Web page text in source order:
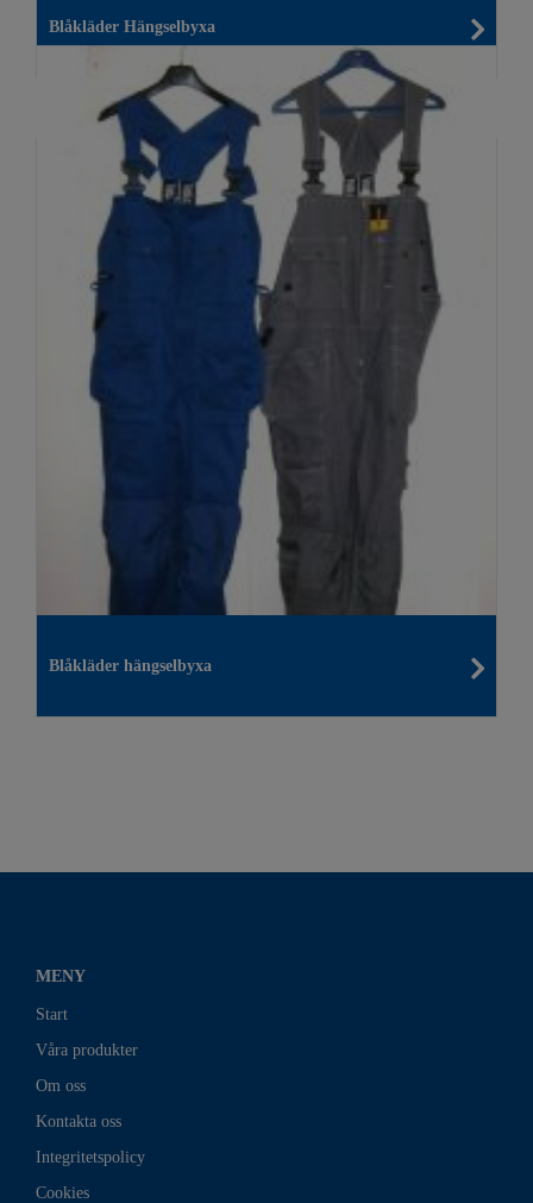
Blåkläder Hängselbyxa
Blåkläder hängselbyxa
MENY
Start
Våra produkter
Om oss
Kontakta oss
Integritetspolicy
Cookies